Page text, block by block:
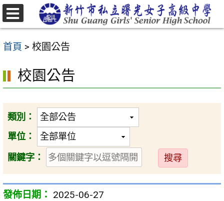
跳
至
要
容
首頁 > 校園公告
校園公告
類別：
單位：
關鍵字：
送
出
2025-06-27
選
單